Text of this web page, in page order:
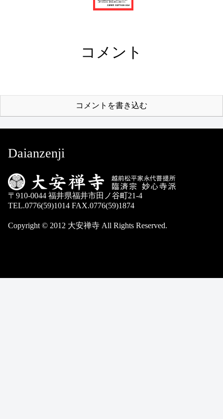
コメント
コメントを書き込む
Daianzenji
〒910-0044 福井県福井市田ノ谷町21-4
TEL.0776(59)1014 FAX.0776(59)1874
Copyright © 2012 大安禅寺 All Rights Reserved.